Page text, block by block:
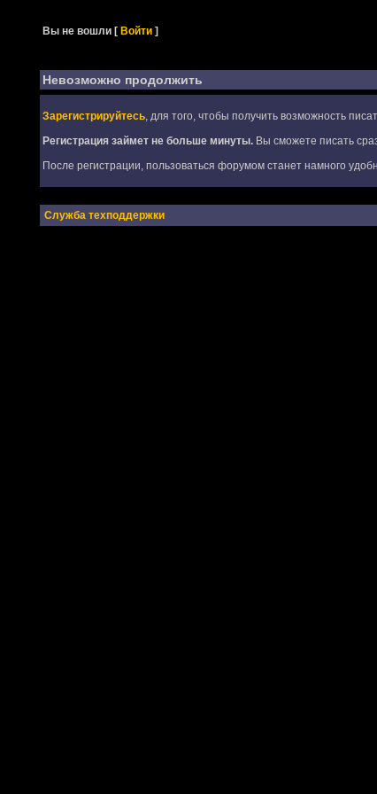
Вы не вошли [Войти ]
Невозможно продолжить
Зарегистрируйтесь, для того, чтобы получить возможность
Регистрация займет не больше минуты.Вы сможете писать
После регистрации, пользоваться форумом станет намного
Служба техподдержки